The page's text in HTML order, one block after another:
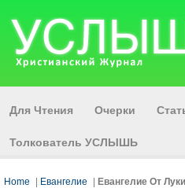
Для Чтения Очерки
Толкователь УСЛЫШЬ
Home Евангелие Евангелие От